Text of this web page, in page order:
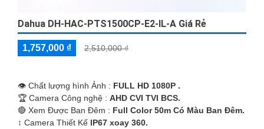
Dahua DH-HAC-PTS1500CP-E2-IL-A Giá Rẻ
1,757,000 ₫ 2,510,000 ₫
👁 Chất lượng hình Ảnh : FULL HD 1080P .
🏆 Camera Công nghệ : AHD CVI TVI BCS.
🔴 Xem Được Ban Đêm : Full Color 50m Có Màu Ban Ðêm.
↕️ Camera Thiết Kế IP67 xoay 360.